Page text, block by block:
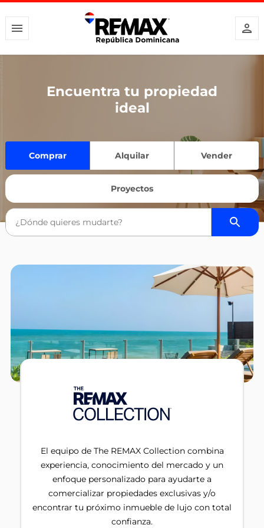
Encuentra tu propiedad
ideal
Comprar Alquilar Vender
Proyectos
El equipo de The REMAX Collection combina
experiencia, conocimiento del mercado y un
enfoque personalizado para ayudarte a
comercializar propiedades exclusivas y/o
encontrar tu próximo inmueble de lujo con total
confianza.